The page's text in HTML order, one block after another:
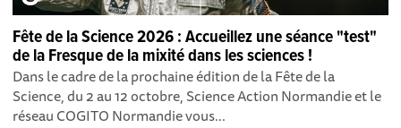
Fête de la Science 2026 : Accueillez une séance "test"
de la Fresque de la mixité dans les sciences !
Dans le cadre de la prochaine édition de la Fête de la
Science, du 2 au 12 octobre, Science Action Normandie et le
réseau COGITO Normandie vous...